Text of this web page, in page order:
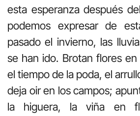
esta esperanza después
podemos expresar de
pasado el invierno, las
se han ido. Brotan flores
el tiempo de la poda, el
deja oir en los campos;
la higuera, la viña en